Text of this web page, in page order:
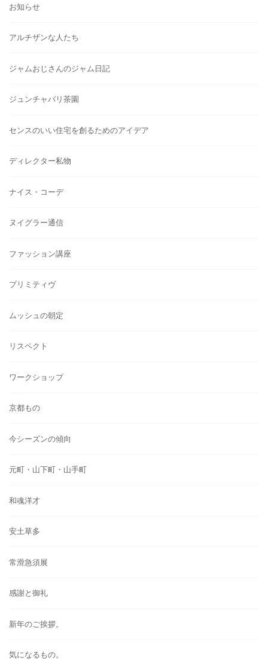
お知らせ
アルチザンな人たち
ジャムおじさんのジャム日記
ジュンチャバリ茶園
センスのいい住宅を創るためのアイデア
ディレクター私物
ナイス・コーデ
ヌイグラー通信
ファッション講座
プリミティヴ
ムッシュの朝定
リスペクト
ワークショップ
京都もの
今シーズンの傾向
元町・山下町・山手町
和魂洋才
安土草多
常滑急須展
感謝と御礼
新年のご挨拶。
気になるもの。